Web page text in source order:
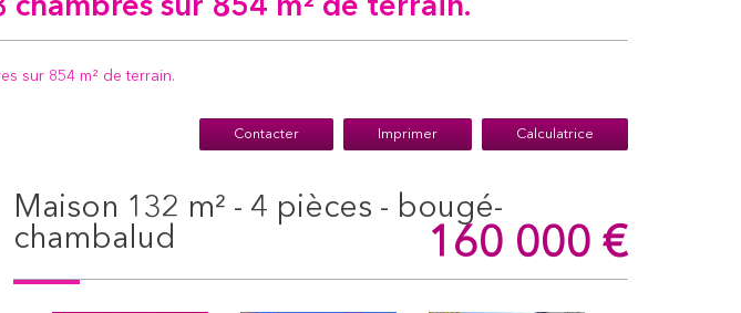
chambres sur 854 m² de terrain.
sur 854 m² de terrain.
Contacter Imprimer Calculatrice
maison 132 m² - 4 pièces - bougé-
chambalud
160 000 €